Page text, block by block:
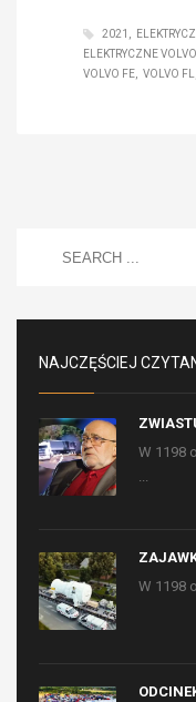
2021
ELEKTRYCZNE VOLVO
VOLVO FE
VOLVO FL
NAJCZĘŚCIEJ
W 1198
...
W 1198